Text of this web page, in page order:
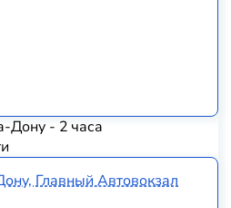
Дону - 2 часа
Главный Автовокзал